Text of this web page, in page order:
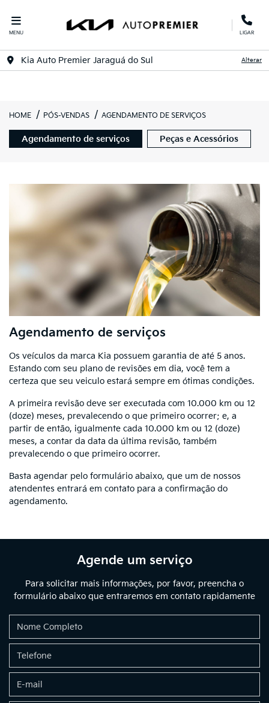
MENU LIGAR
Kia Auto Premier Jaraguá do Sul Alterar
HOME PÓS-VENDAS AGENDAMENTO DE SERVIÇOS
Peças e Acessórios
Agendamento de serviços
Agendamento de serviços
Os veículos da marca Kia possuem garantia de até 5 anos.
Estando com seu plano de revisões em dia, você tem a
certeza que seu veiculo estará sempre em ótimas condições.
A primeira revisão deve ser executada com 10.000 km ou 12
(doze) meses, prevalecendo o que primeiro ocorrer; e, a
partir de então, igualmente cada 10.000 km ou 12 (doze)
meses, a contar da data da última revisão, também
prevalecendo o que primeiro ocorrer.
Basta agendar pelo formulário abaixo, que um de nossos
atendentes entrará em contato para a confirmação do
agendamento.
Agende um serviço
Para solicitar mais informações, por favor, preencha o
formulário abaixo que entraremos em contato rapidamente